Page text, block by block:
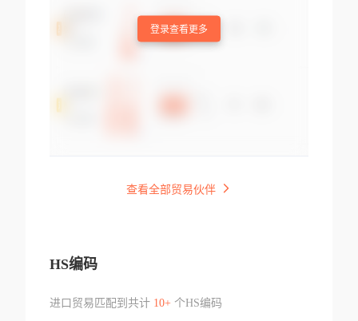
登录查看更多
查看全部贸易伙伴
HS编码
进口贸易匹配到共计 10+个HS编码